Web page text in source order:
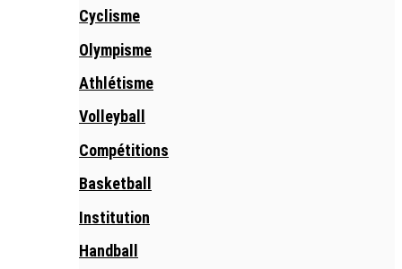
Cyclisme
Olympisme
Athlétisme
Volleyball
Compétitions
Basketball
Institution
Handball